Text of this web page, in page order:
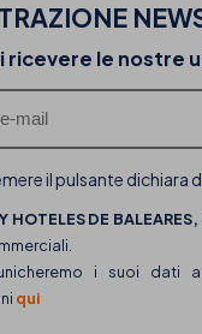
e la loro
ricevere le nostre
il pulsante dichiara
HOTELES DE BALEARES,
i suoi dati
qui